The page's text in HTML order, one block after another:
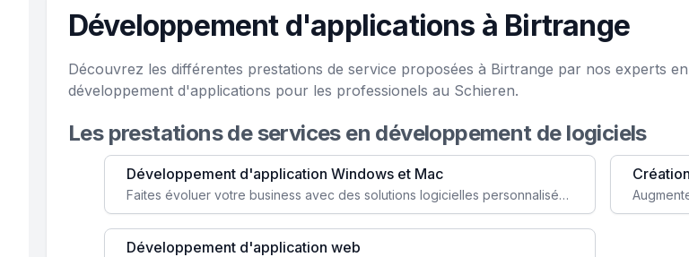
Développement d'applications à Birtrange
Découvrez les différentes prestations de service proposées à Birtrange par nos experts en
développement d'applications pour les professionels au Schieren.
Les prestations de services en développement de logiciels
Développement d'application Windows et Mac
Faites évoluer votre business avec des solutions logicielles personnalisées, parfaitement adaptées à vos besoins spécifiques.
Développement d'application web